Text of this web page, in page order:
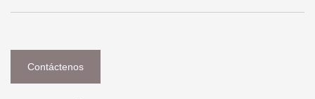
Contáctenos